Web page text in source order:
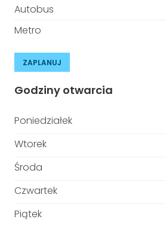
Autobus
Metro
ZAPLANUJ
Godziny otwarcia
Poniedziałek
Wtorek
Środa
Czwartek
Piątek